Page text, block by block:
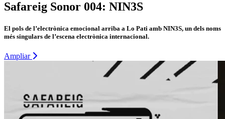
Safareig Sonor 004: NIN3S
El pols de l’electrònica emocional arriba a Lo Pati amb NIN3S, un dels noms
més singulars de l’escena electrònica internacional.
Ampliar